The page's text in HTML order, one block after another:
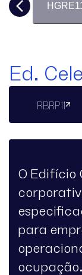
Ed.
RBRP11
O Edifício
para